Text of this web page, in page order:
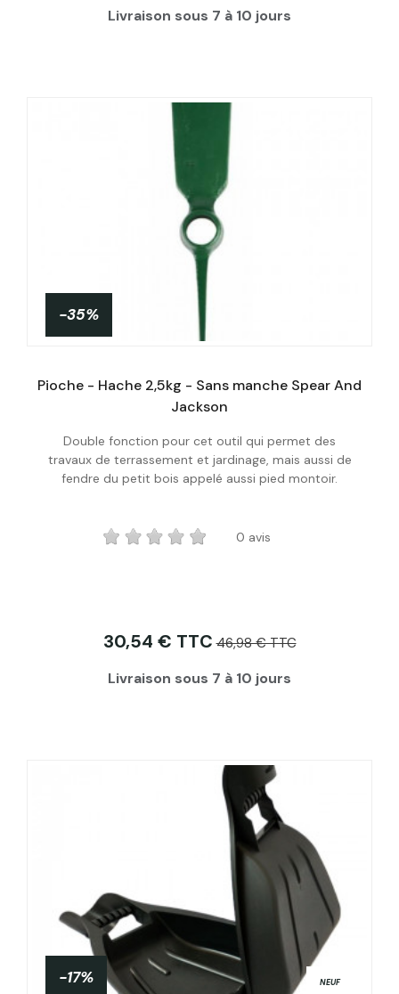
Livraison sous 7 à 10 jours
Acheter
-35%
Pioche - Hache 2,5kg - Sans manche Spear And
Jackson
Double fonction pour cet outil qui permet des
travaux de terrassement et jardinage, mais aussi de
fendre du petit bois appelé aussi pied montoir.
0 avis
30,54 € TTC 46,98 € TTC
Livraison sous 7 à 10 jours
-17% NEUF